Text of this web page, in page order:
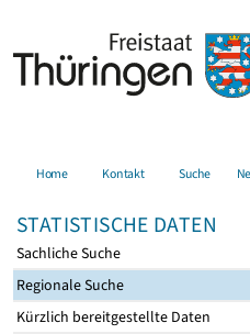
Home Kontakt Suche
STATISTISCHE DATEN
Sachliche Suche
Regionale Suche
Kürzlich bereitgestellte Daten